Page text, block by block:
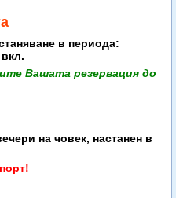
в периода:
Вашата резервация до
на човек, настанен в